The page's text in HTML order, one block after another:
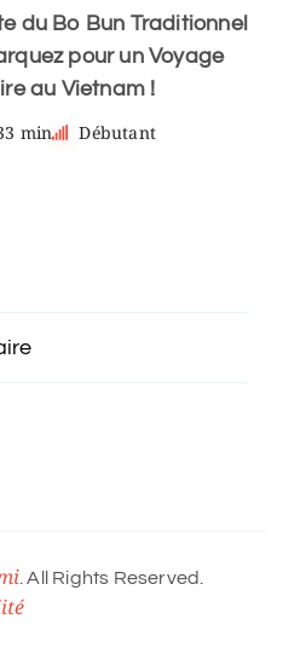
du Bo Bun Traditionnel
pour un Voyage
au Vietnam !
min
Débutant
. All Rights Reserved.